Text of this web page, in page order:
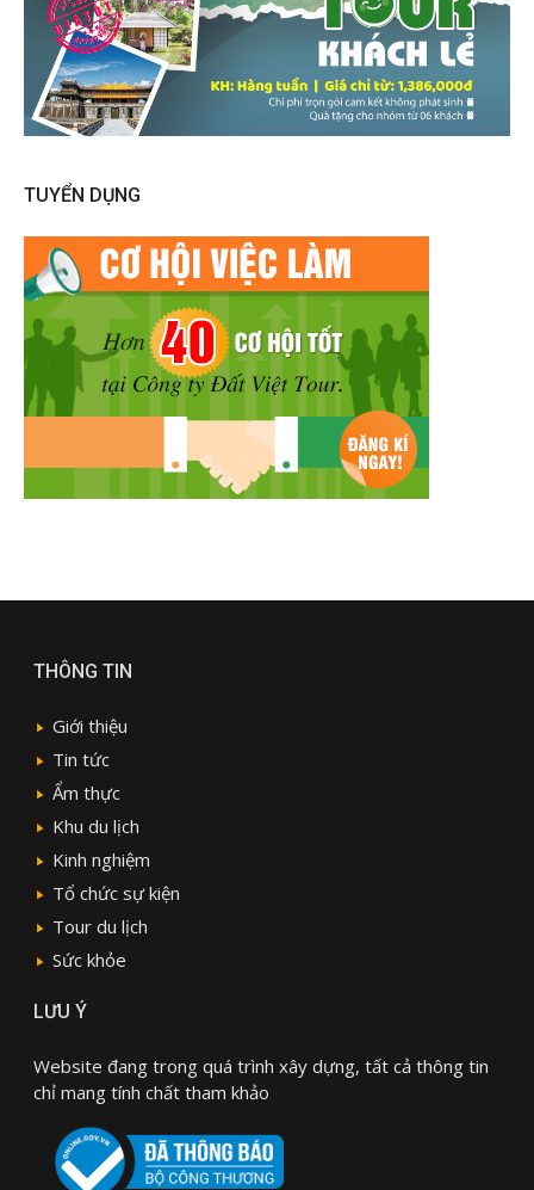
TUYỂN DỤNG
THÔNG TIN
Giới thiệu
Tin tức
Ẩm thực
Khu du lịch
Kinh nghiệm
Tổ chức sự kiện
Tour du lịch
Sức khỏe
LƯU Ý
Website đang trong quá trình xây dựng, tất cả thông tin
chỉ mang tính chất tham khảo